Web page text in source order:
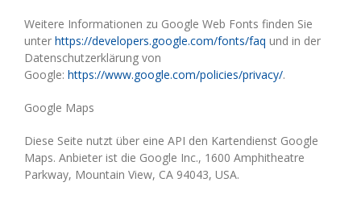
Weitere Informationen zu Google Web Fonts finden Sie
unter https://developers.google.com/fonts/faq und in der
Datenschutzerklärung von
Google: https://www.google.com/policies/privacy/.
Google Maps
Diese Seite nutzt über eine API den Kartendienst Google
Maps. Anbieter ist die Google Inc., 1600 Amphitheatre
Parkway, Mountain View, CA 94043, USA.